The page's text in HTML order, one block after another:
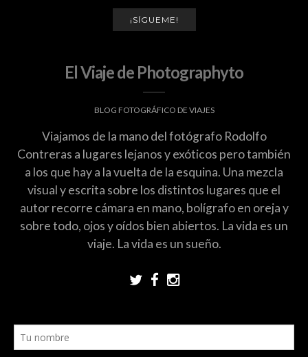
¡SÍGUEME!
El Viaje de Photographyto
BLOG FOTOGRÁFICO DE VIAJES
Viajamos de la mano del fotógrafo Rodolfo
Contreras a lugares lejanos y exóticos pero también
a los que hay a la vuelta de la esquina. Una mezcla
visual y escrita sobre los distintos lugares que el
autor recorre cámara en mano, bolígrafo en oreja y
sobre todo, ojos y oídos bien abiertos. La vida es un
viaje. La vida es un sueño.